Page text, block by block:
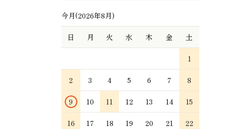
今月(2026年8月)
日 月 火 水 木 金 土
1
2 3 4 5 6 7 8
9 10 11 12 13 14 15
16 17 18 19 20 21 22